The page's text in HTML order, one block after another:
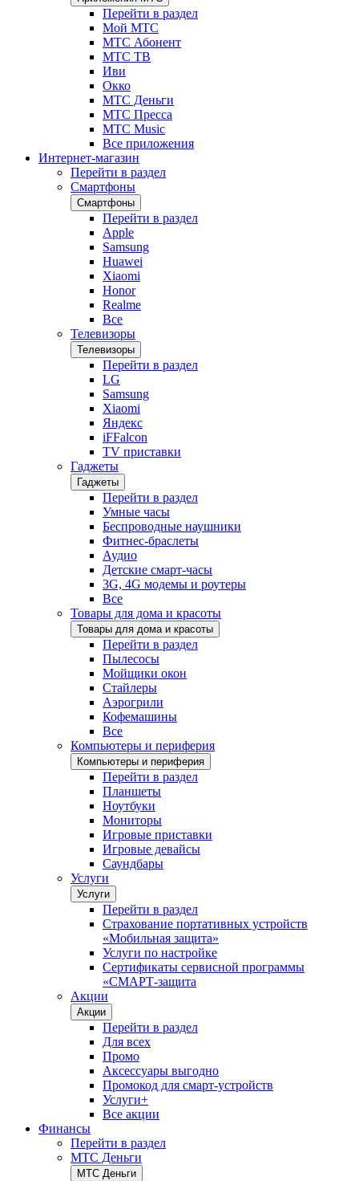
Перейти в раздел
Мой МТС
МТС Абонент
МТС ТВ
Иви
Окко
МТС Деньги
МТС Пресса
МТС Music
Все приложения
Интернет-магазин
Перейти в раздел
Смартфоны
Смартфоны
Перейти в раздел
Apple
Samsung
Huawei
Xiaomi
Honor
Realme
Все
Телевизоры
Телевизоры
Перейти в раздел
LG
Samsung
Xiaomi
Яндекс
iFFalcon
TV приставки
Гаджеты
Гаджеты
Перейти в раздел
Умные часы
Беспроводные наушники
Фитнес-браслеты
Аудио
Детские смарт-часы
3G, 4G модемы и роутеры
Все
Товары для дома и красоты
Товары для дома и красоты
Перейти в раздел
Пылесосы
Мойщики окон
Стайлеры
Аэрогрили
Кофемашины
Все
Компьютеры и периферия
Компьютеры и периферия
Перейти в раздел
Планшеты
Ноутбуки
Мониторы
Игровые приставки
Игровые девайсы
Саундбары
Услуги
Услуги
Перейти в раздел
Страхование портативных устройств
«Мобильная защита»
Услуги по настройке
Сертификаты сервисной программы
«СМАРТ-защита
Акции
Акции
Перейти в раздел
Для всех
Промо
Аксессуары выгодно
Промокод для смарт-устройств
Услуги+
Все акции
Финансы
Перейти в раздел
МТС Деньги
МТС Деньги